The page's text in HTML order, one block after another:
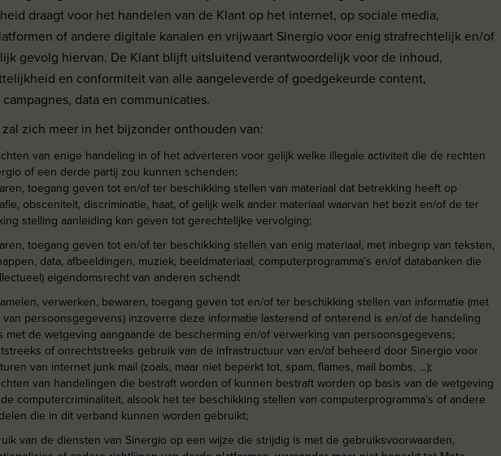
draagt voor het handelen van de Klant op het internet, op sociale media,
of andere digitale kanalen en vrijwaart Sinergio voor enig strafrechtelijk en/of
gevolg hiervan. De Klant blijft uitsluitend verantwoordelijk voor de inhoud,
en conformiteit van alle aangeleverde of goedgekeurde content,
data en communicaties.
zich meer in het bijzonder onthouden van:
van enige handeling in of het adverteren voor gelijk welke illegale activiteit die de rechten
of een derde partij zou kunnen schenden;
toegang geven tot en/of ter beschikking stellen van materiaal dat betrekking heeft op
obsceniteit, discriminatie, haat, of gelijk welk ander materiaal waarvan het bezit en/of de ter
stelling aanleiding kan geven tot gerechtelijke vervolging;
toegang geven tot en/of ter beschikking stellen van enig materiaal, met inbegrip van teksten,
data, afbeeldingen, muziek, beeldmateriaal, computerprogramma’s en/of databanken die
eigendomsrecht van anderen schendt
verwerken, bewaren, toegang geven tot en/of ter beschikking stellen van informatie (met
persoonsgegevens) inzoverre deze informatie lasterend of onterend is en/of de handeling
met de wetgeving aangaande de bescherming en/of verwerking van persoonsgegevens;
of onrechtstreeks gebruik van de infrastructuur van en/of beheerd door Sinergio voor
van internet junk mail (zoals, maar niet beperkt tot, spam, flames, mail bombs, …);
van handelingen die bestraft worden of kunnen bestraft worden op basis van de wetgeving
computercriminaliteit, alsook het ter beschikking stellen van computerprogramma’s of andere
die in dit verband kunnen worden gebruikt;
van de diensten van Sinergio op een wijze die strijdig is met de gebruiksvoorwaarden,